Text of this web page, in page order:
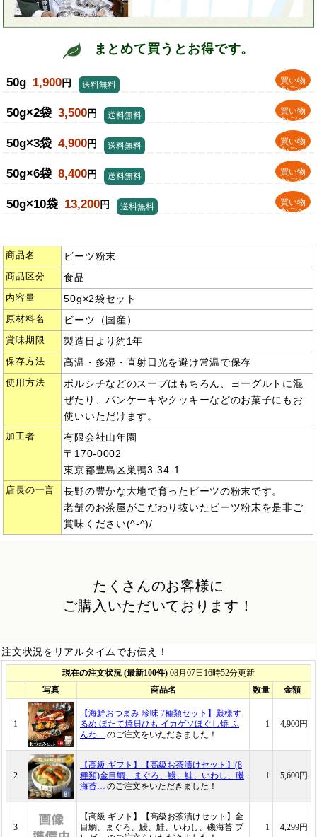
まとめて買うとお得です。
50g 1,900円
買い物
かごへ
送料無料
50g×2袋 3,500円
買い物
かごへ
送料無料
50g×3袋 4,900円
買い物
かごへ
送料無料
50g×6袋 8,400円
買い物
かごへ
送料無料
50g×10袋 13,200円
買い物
かごへ
送料無料
商品名 ビーツ粉末
商品区分 食品
内容量 50g×2袋セット
原材料名 ビーツ（国産）
賞味期限 製造日より約1年
保存方法 高温・多湿・直射日光を避け常温で保存
使用方法
ボルシチなどのスープはもちろん、ヨーグルトに混
ぜたり、パンケーキやクッキーなどのお菓子にもお
使いいただけます。
加工者
有限会社山年園
〒170-0002
東京都豊島区巣鴨3-34-1
店長の一言
長野の豊かな大地で育ったビーツの粉末です。
老舗のお茶屋がこだわり抜いたビーツ粉末を是非ご
賞味ください(^-^)/
たくさんのお客様に
ご購入いただいております！
注文状況をリアルタイムでお伝え！